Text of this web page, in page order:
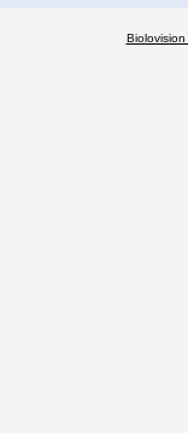
Biolovision